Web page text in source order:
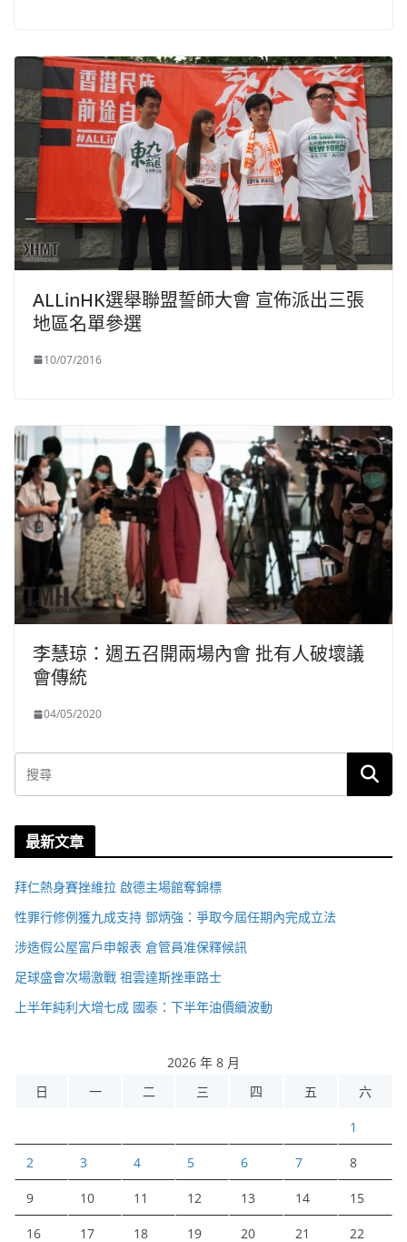
ALLinHK選舉聯盟誓師大會 宣佈派出三張
地區名單參選
10/07/2016
李慧琼：週五召開兩場內會 批有人破壞議
會傳統
04/05/2020
最新文章
拜仁熱身賽挫維拉 啟德主場館奪錦標
性罪行修例獲九成支持 鄧炳強：爭取今屆任期內完成立法
涉造假公屋富戶申報表 倉管員准保釋候訊
足球盛會次場激戰 祖雲達斯挫車路士
上半年純利大增七成 國泰：下半年油價續波動
2026 年 8 月
日
一 二 三 四 五 六
1
2 3 4 5 6 7 8
9 10 11 12 13 14 15
16 17 18 19 20 21 22